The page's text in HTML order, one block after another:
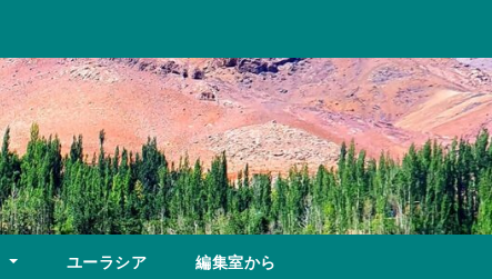
ユーラシア 編集室から